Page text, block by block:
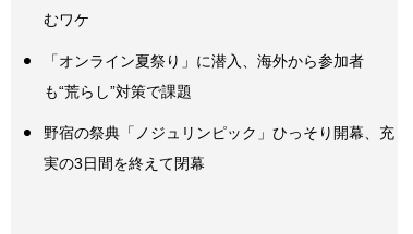
むワケ
「オンライン夏祭り」に潜入、海外から参加者
も“荒らし”対策で課題
野宿の祭典「ノジュリンピック」ひっそり開幕、充
実の3日間を終えて閉幕